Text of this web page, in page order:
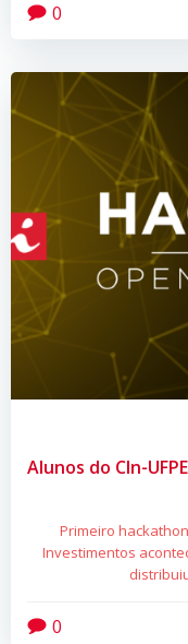
0
Alunos do CIn-
Primeiro
Investimentos
0